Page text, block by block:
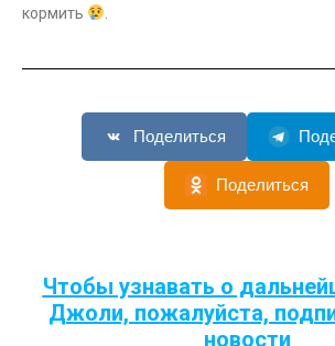
кормить
Поделиться
Поделиться
Чтобы узнавать о
Джоли, пожалуйста,
новости